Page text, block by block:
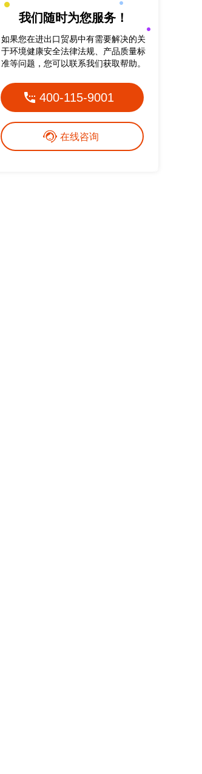
恭贺临沂XX塑胶有限公司2020年顺利
通过欧盟CE认证...
恭贺临沂XX食品有限公司2019年12月
顺利通过FDA认证！...
恭贺临沂XX食品有限公司2019年12月
顺利通过FDA认证！...
恭贺河曲县XX生物科技有限公司2019
年12月顺利通过FDA认证...
我们随时为您服务！
如果您在进出口贸易中有需要解决的关
于环境健康安全法律法规、产品质量标
准等问题，您可以联系我们获取帮助。
400-115-9001
在线咨询